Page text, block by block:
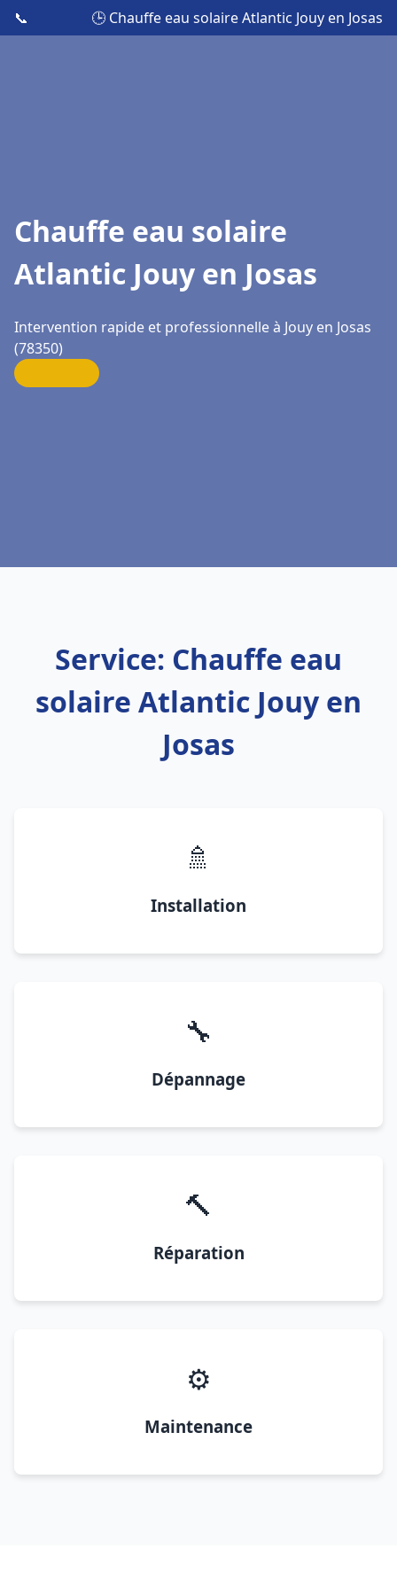
📞 🕒 Chauffe eau solaire Atlantic Jouy en Josas
Chauffe eau solaire
Atlantic Jouy en Josas
Intervention rapide et professionnelle à Jouy en Josas
(78350)
Service: Chauffe eau
solaire Atlantic Jouy en
Josas
🚿
Installation
🔧
Dépannage
🔨
Réparation
⚙️
Maintenance